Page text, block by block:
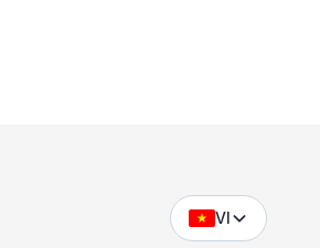
VI